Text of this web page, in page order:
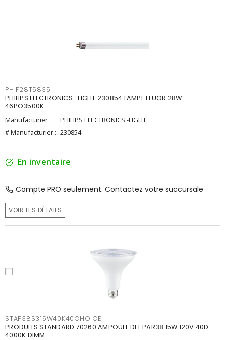
PHIF28T5835
PHILIPS ELECTRONICS -LIGHT 230854 LAMPE FLUOR 28W
46PO3500K
Manufacturier :
PHILIPS ELECTRONICS -LIGHT
# Manufacturier : 230854
En inventaire
Compte PRO seulement. Contactez votre succursale
VOIR LES DÉTAILS
STAP38S315W40K40CHOICE
PRODUITS STANDARD 70260 AMPOULE DEL PAR38 15W 120V 40D
4000K DIMM